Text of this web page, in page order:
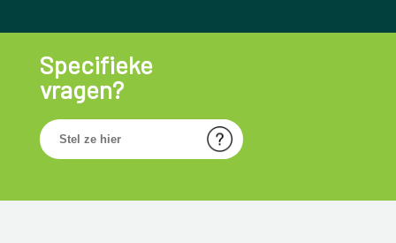
Specifieke
vragen?